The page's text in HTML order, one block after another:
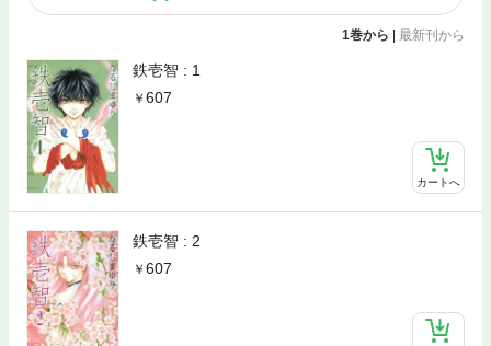
1巻から 最新刊から
鉄壱智 : 1
607
カートへ
鉄壱智 : 2
607